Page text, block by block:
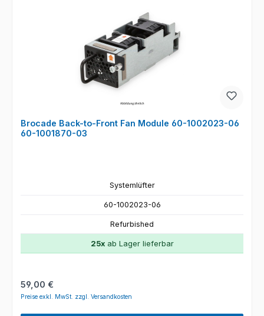
Brocade Back-to-Front Fan Module 60-1002023-06
60-1001870-03
Systemlüfter
60-1002023-06
Refurbished
25xab Lager lieferbar
Regulärer Preis:
59,00 €
Preise exkl. MwSt. zzgl. Versandkosten